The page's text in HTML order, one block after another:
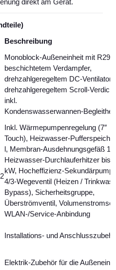
direkt am Gerät.
Beschreibung
Monoblock‑Außeneinheit mit R290,
beschichtetem Verdampfer,
drehzahlgeregeltem DC‑Ventilator
drehzahlgeregeltem
inkl.
Inkl. Wärmepumpenregelung (7″
Touch),
l, Membran‑Ausdehnungsgefäß 18
Heizwasser‑Durchlauferhitzer bis
kW,
4/3‑Wegeventil (Heizen /
Bypass), Sicherheitsgruppe,
Überströmventil,
WLAN-/Service‑Anbindung
Installations- und
Elektrik‑Zubehör für die